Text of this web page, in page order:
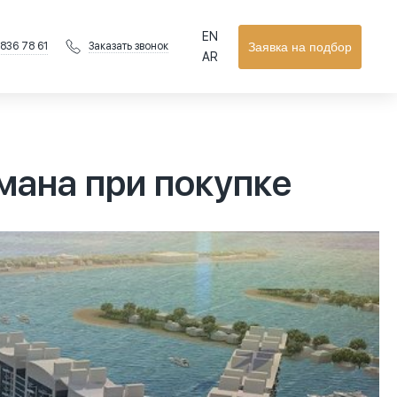
78 61 Заказать звонок Заявка на подбор
EN
AR
при покупке